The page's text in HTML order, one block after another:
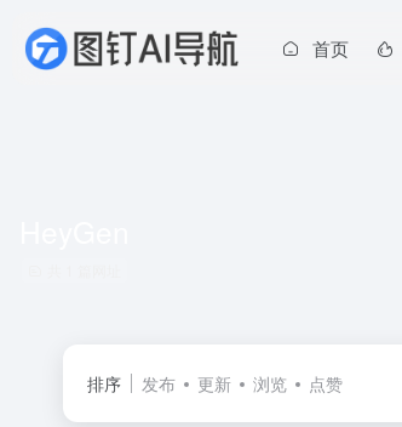
首页
排序 发布 更新 浏览 点赞